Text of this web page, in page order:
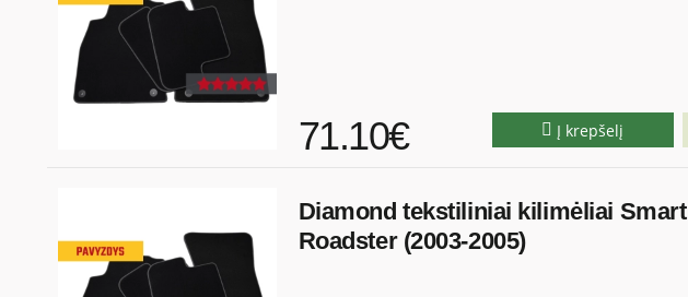
71.10€ Į krepšelį
Diamond tekstiliniai kilimėliai Smart
Roadster (2003-2005)